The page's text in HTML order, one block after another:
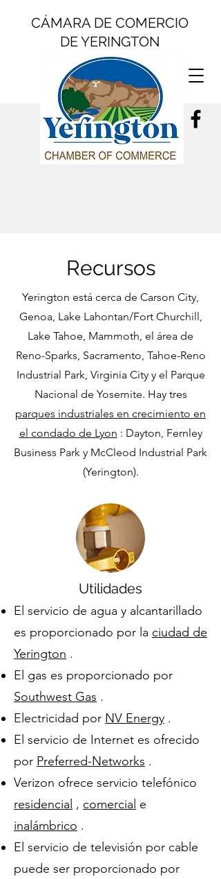
CÁMARA DE COMERCIO
DE YERINGTON
Recursos
Yerington está cerca de Carson City,
Genoa, Lake Lahontan/Fort Churchill,
Lake Tahoe, Mammoth, el área de
Reno-Sparks, Sacramento, Tahoe-Reno
Industrial Park, Virginia City y el Parque
Nacional de Yosemite. Hay tres
parques industriales en crecimiento en
el condado de Lyon : Dayton, Fernley
Business Park y McCleod Industrial Park
(Yerington).
Utilidades
El servicio de agua y alcantarillado
es proporcionado por la ciudad de
Yerington .
El gas es proporcionado por
Southwest Gas .
Electricidad por NV Energy .
El servicio de Internet es ofrecido
por Preferred-Networks .
Verizon ofrece servicio telefónico
residencial , comercial e
inalámbrico .
El servicio de televisión por cable
puede ser proporcionado por